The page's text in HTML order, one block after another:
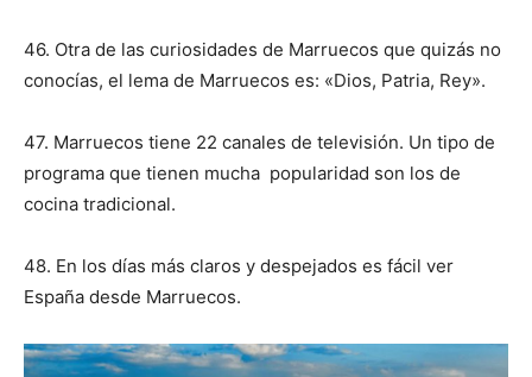
46. Otra de las curiosidades de Marruecos que quizás no
conocías, el lema de Marruecos es: «Dios, Patria, Rey».
47. Marruecos tiene 22 canales de televisión. Un tipo de
programa que tienen mucha popularidad son los de
cocina tradicional.
48. En los días más claros y despejados es fácil ver
España desde Marruecos.